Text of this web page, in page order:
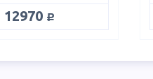
12970 руб.